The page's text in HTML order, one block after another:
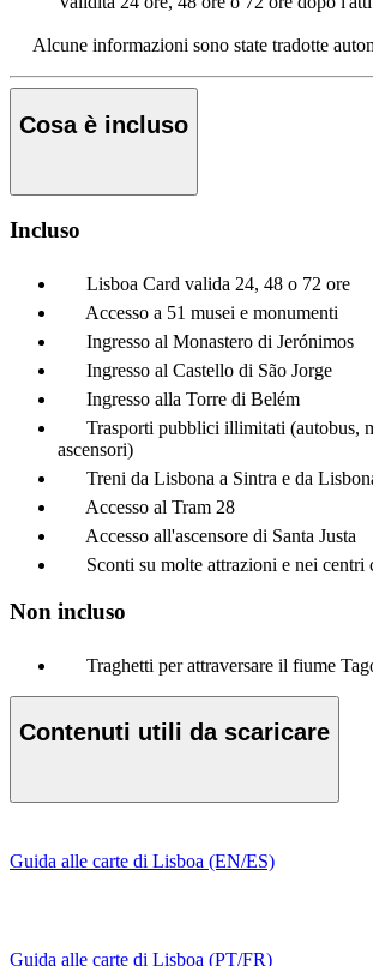
Alcune informazioni sono state tradotte
Cosa è incluso
Incluso
Lisboa Card valida 24, 48 o 72 ore
Accesso a 51 musei e monumenti
Ingresso al Monastero di Jerónimos
Ingresso al Castello di São Jorge
Ingresso alla Torre di Belém
Trasporti pubblici illimitati (autobus,
ascensori)
Treni da Lisbona a Sintra e da
Accesso al Tram 28
Accesso all'ascensore di Santa Justa
Sconti su molte attrazioni e nei centri
Non incluso
Traghetti per attraversare il fiume
Contenuti utili da scaricare
Guida alle carte di Lisboa (EN/ES)
Guida alle carte di Lisboa (PT/FR)